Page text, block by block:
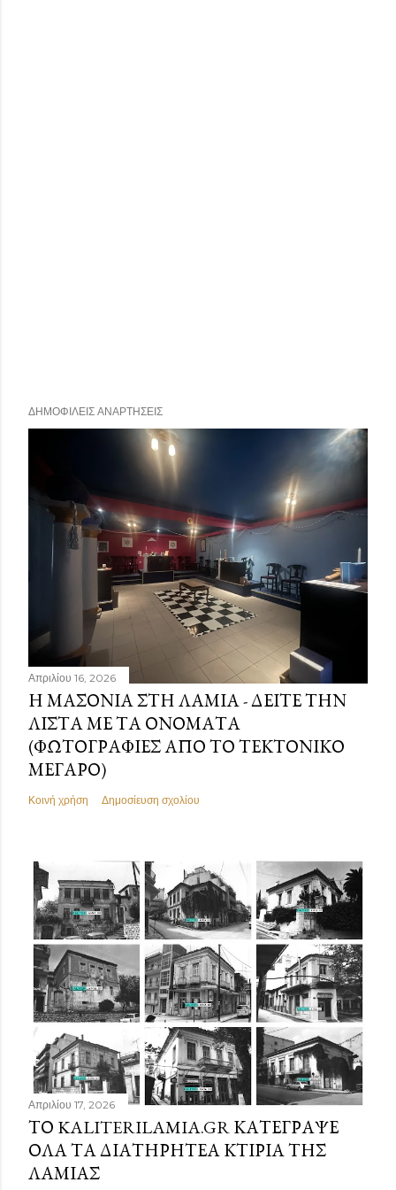
ΔΗΜΟΦΙΛΕΊΣ ΑΝΑΡΤΉΣΕΙΣ
Απριλίου 16, 2026
Η ΜΑΣΟΝΊΑ ΣΤΗ ΛΑΜΊΑ - ΔΕΊΤΕ ΤΗΝ
ΛΊΣΤΑ ΜΕ ΤΑ ΟΝΌΜΑΤΑ
(ΦΩΤΟΓΡΑΦΊΕΣ ΑΠΌ ΤΟ ΤΕΚΤΟΝΙΚΌ
ΜΈΓΑΡΟ)
Κοινή χρήση Δημοσίευση σχολίου
Απριλίου 17, 2026
ΤΟ KALITERILAMIA.GR ΚΑΤΈΓΡΑΨΕ
ΌΛΑ ΤΑ ΔΙΑΤΗΡΗΤΈΑ ΚΤΊΡΙΑ ΤΗΣ
ΛΑΜΊΑΣ